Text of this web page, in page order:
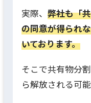
実際、 弊社も「
の同意が得られ
いております。
そこで共有物分
ら解放される可